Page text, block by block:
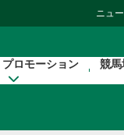
ニュ
ロモーション 競馬